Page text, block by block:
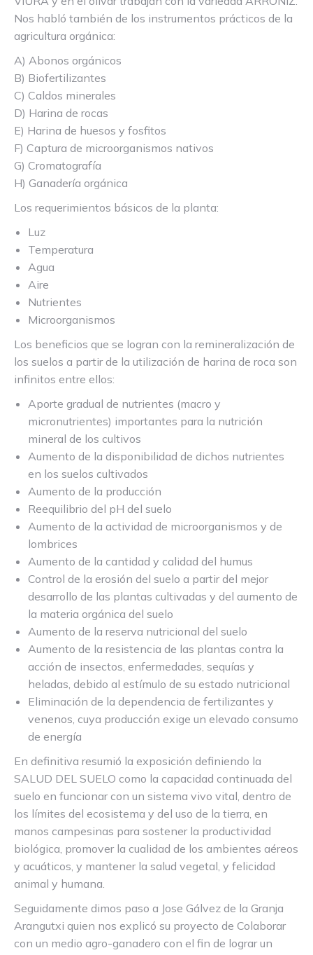
Nos habló también de los instrumentos prácticos de la
agricultura orgánica:
A) Abonos orgánicos
B) Biofertilizantes
C) Caldos minerales
D) Harina de rocas
E) Harina de huesos y fosfitos
F) Captura de microorganismos nativos
G) Cromatografía
H) Ganadería orgánica
Los requerimientos básicos de la planta:
Luz
Temperatura
Agua
Aire
Nutrientes
Microorganismos
Los beneficios que se logran con la remineralización de
los suelos a partir de la utilización de harina de roca son
infinitos entre ellos:
Aporte gradual de nutrientes (macro y
micronutrientes) importantes para la nutrición
mineral de los cultivos
Aumento de la disponibilidad de dichos nutrientes
en los suelos cultivados
Aumento de la producción
Reequilibrio del pH del suelo
Aumento de la actividad de microorganismos y de
lombrices
Aumento de la cantidad y calidad del humus
Control de la erosión del suelo a partir del mejor
desarrollo de las plantas cultivadas y del aumento de
la materia orgánica del suelo
Aumento de la reserva nutricional del suelo
Aumento de la resistencia de las plantas contra la
acción de insectos, enfermedades, sequías y
heladas, debido al estímulo de su estado nutricional
Eliminación de la dependencia de fertilizantes y
venenos, cuya producción exige un elevado consumo
de energía
En definitiva resumió la exposición definiendo la
SALUD DEL SUELO como la capacidad continuada del
suelo en funcionar con un sistema vivo vital, dentro de
los límites del ecosistema y del uso de la tierra, en
manos campesinas para sostener la productividad
biológica, promover la cualidad de los ambientes aéreos
y acuáticos, y mantener la salud vegetal, y felicidad
animal y humana.
Seguidamente dimos paso a Jose Gálvez de la Granja
Arangutxi quien nos explicó su proyecto de Colaborar
con un medio agro-ganadero con el fin de lograr un